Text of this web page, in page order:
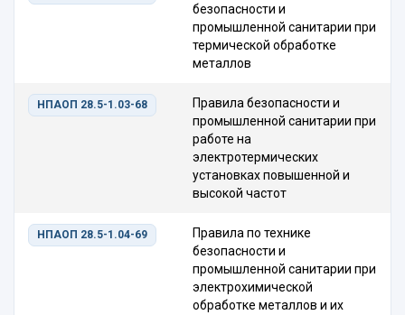
безопасности и
промышленной санитарии при
термической обработке
металлов
НПАОП 28.5-1.03-68
Правила безопасности и
промышленной санитарии при
работе на
электротермических
установках повышенной и
высокой частот
НПАОП 28.5-1.04-69
Правила по технике
безопасности и
промышленной санитарии при
электрохимической
обработке металлов и их